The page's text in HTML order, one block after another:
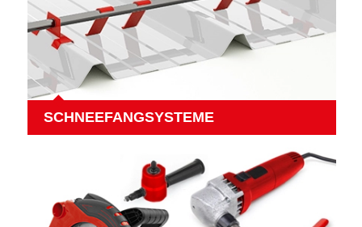
SCHNEEFANGSYSTEME